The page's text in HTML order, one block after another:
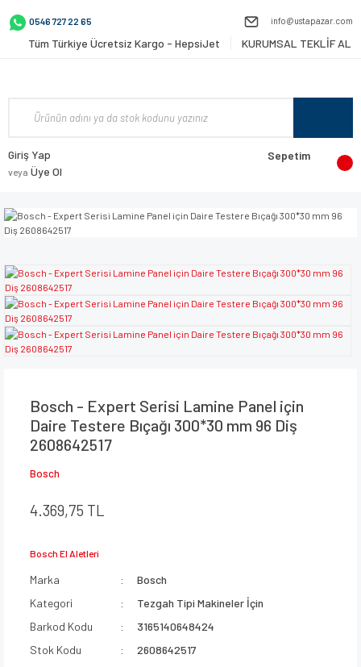
0546 727 22 65 info@ustapazar.com
Tüm Türkiye Ücretsiz Kargo - HepsiJet KURUMSAL TEKLİF AL
Giriş Yap
veya Üye Ol
Sepetim
Bosch - Expert Serisi Lamine Panel için
Daire Testere Bıçağı 300*30 mm 96 Diş
2608642517
Bosch
4.369,75 TL
Bosch El Aletleri
Marka
Bosch
Kategori
Tezgah Tipi Makineler İçin
Barkod Kodu
3165140648424
Stok Kodu
2608642517